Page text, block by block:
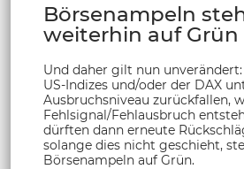
Börsenampeln
weiterhin auf Grün
Und daher gilt nun
US-Indizes und/oder der DAX
Ausbruchsniveau zurückfallen,
Fehlsignal/Fehlausbruch
dürften dann erneute
solange dies nicht geschieht,
Börsenampeln auf Grün.